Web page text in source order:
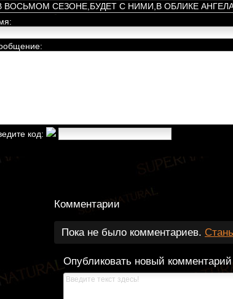
СЕЗОНЕ,БУДЕТ С НИМИ,В ОБЛИКЕ
код:
Комментарии
Пока не было комментариев.
Опубликовать новый комментарий